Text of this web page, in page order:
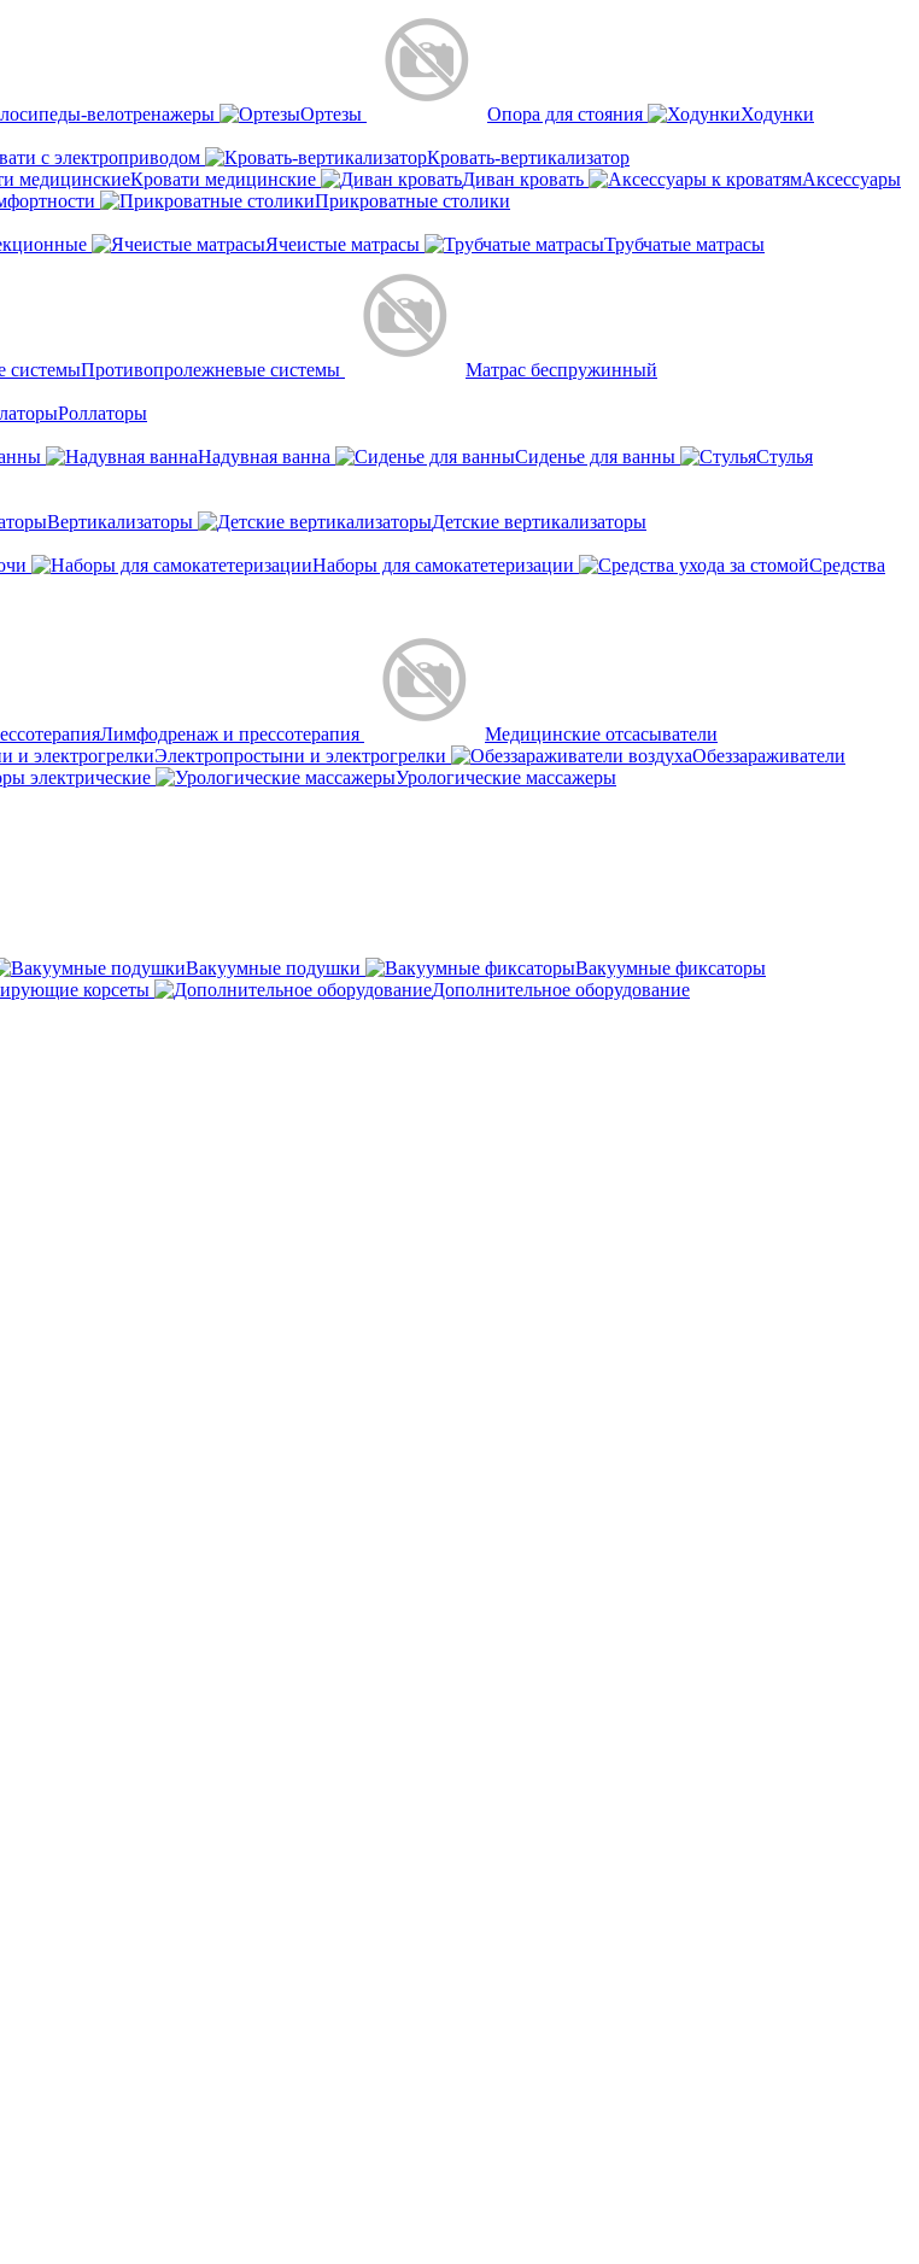
велотренажеры Ортезы Опора для стояния
Ходунки
с электроприводом
Кровать-вертикализатор
Кровати медицинские Диван кровать
Аксессуары
Прикроватные столики
Ячеистые матрасы Трубчатые матрасы
Противопролежневые системы
Матрас беспружинный
Роллаторы
Надувная ванна Сиденье для ванны
Стулья
Вертикализаторы
Детские вертикализаторы
Наборы для самокатетеризации
Средства
Лимфодренаж и прессотерапия
Медицинские отсасыватели
Электропростыни и электрогрелки
Обеззараживатели
электрические Урологические массажеры
Вакуумные подушки
Вакуумные фиксаторы
корсеты
Дополнительное оборудование